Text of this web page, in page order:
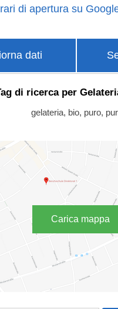
di apertura su
dati
di ricerca per
gelateria, bio, puro,
Carica mappa